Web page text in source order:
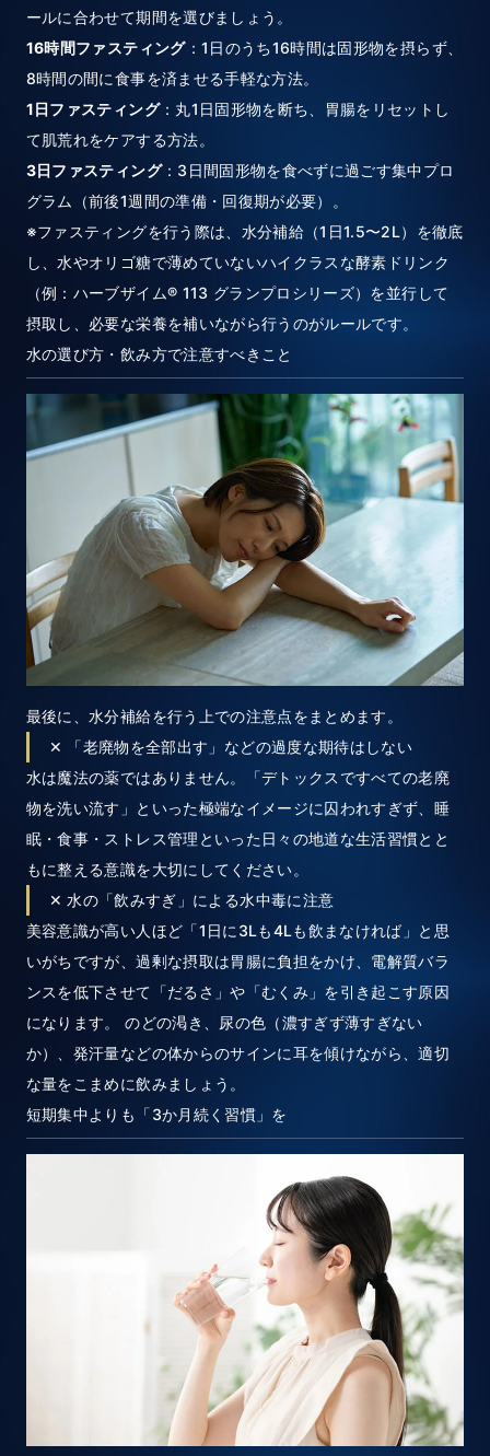
ールに合わせて期間を選びましょう。
16時間ファスティング：1日のうち16時間は固形物を摂らず、
8時間の間に食事を済ませる手軽な方法。
1日ファスティング：丸1日固形物を断ち、胃腸をリセットし
て肌荒れをケアする方法。
3日ファスティング：3日間固形物を食べずに過ごす集中プロ
グラム（前後1週間の準備・回復期が必要）。
※ファスティングを行う際は、水分補給（1日1.5〜2L）を徹底
し、水やオリゴ糖で薄めていないハイクラスな酵素ドリンク
（例：ハーブザイム® 113 グランプロシリーズ）を並行して
摂取し、必要な栄養を補いながら行うのがルールです。
水の選び方・飲み方で注意すべきこと
最後に、水分補給を行う上での注意点をまとめます。
✕ 「老廃物を全部出す」などの過度な期待はしない
水は魔法の薬ではありません。「デトックスですべての老廃
物を洗い流す」といった極端なイメージに囚われすぎず、睡
眠・食事・ストレス管理といった日々の地道な生活習慣とと
もに整える意識を大切にしてください。
✕ 水の「飲みすぎ」による水中毒に注意
美容意識が高い人ほど「1日に3Lも4Lも飲まなければ」と思
いがちですが、過剰な摂取は胃腸に負担をかけ、電解質バラ
ンスを低下させて「だるさ」や「むくみ」を引き起こす原因
になります。 のどの渇き、尿の色（濃すぎず薄すぎない
か）、発汗量などの体からのサインに耳を傾けながら、適切
な量をこまめに飲みましょう。
短期集中よりも「3か月続く習慣」を